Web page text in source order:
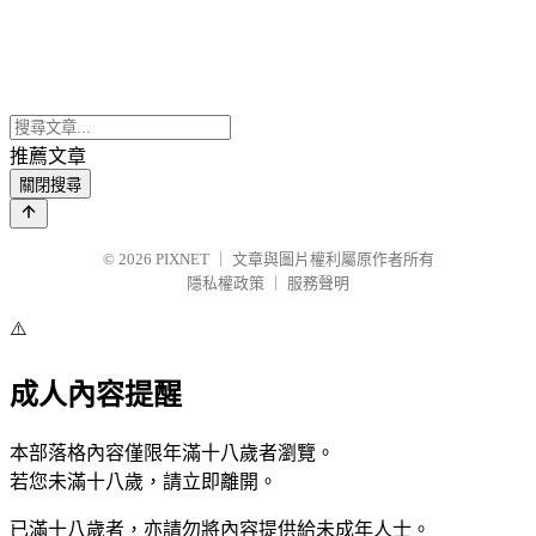
推薦文章
關閉搜尋
© 2026 PIXNET
文章與圖片權利屬原作者所有
隱私權政策
服務聲明
⚠️
成人內容提醒
本部落格內容僅限年滿十八歲者瀏覽。
若您未滿十八歲，請立即離開。
已滿十八歲者，亦請勿將內容提供給未成年人士。